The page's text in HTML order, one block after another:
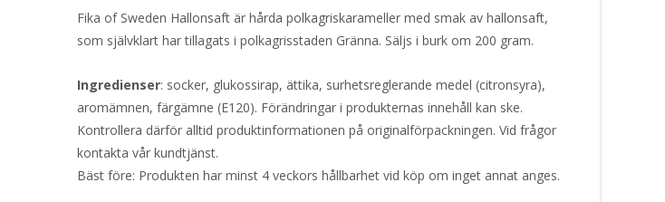
Fika of Sweden Hallonsaft är hårda polkagriskarameller med smak av hallonsaft,
som självklart har tillagats i polkagrisstaden Gränna. Säljs i burk om 200 gram.
Ingredienser: socker, glukossirap, ättika, surhetsreglerande medel (citronsyra),
aromämnen, färgämne (E120). Förändringar i produkternas innehåll kan ske.
Kontrollera därför alltid produktinformationen på originalförpackningen. Vid frågor
kontakta vår kundtjänst.
Bäst före: Produkten har minst 4 veckors hållbarhet vid köp om inget annat anges.